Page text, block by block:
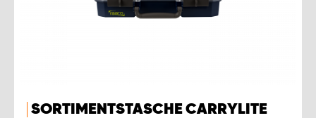
SORTIMENTSTASCHE CARRYLITE